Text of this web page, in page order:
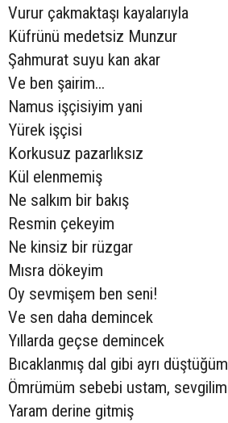
Vurur çakmaktaşı kayalarıyla
Küfrünü medetsiz Munzur
Şahmurat suyu kan akar
Ve ben şairim...
Namus işçisiyim yani
Yürek işçisi
Korkusuz pazarlıksız
Kül elenmemiş
Ne salkım bir bakış
Resmin çekeyim
Ne kinsiz bir rüzgar
Mısra dökeyim
Oy sevmişem ben seni!
Ve sen daha demincek
Yıllarda geçse demincek
Bıcaklanmış dal gibi ayrı düştüğüm
Ömrümüm sebebi ustam, sevgilim
Yaram derine gitmiş